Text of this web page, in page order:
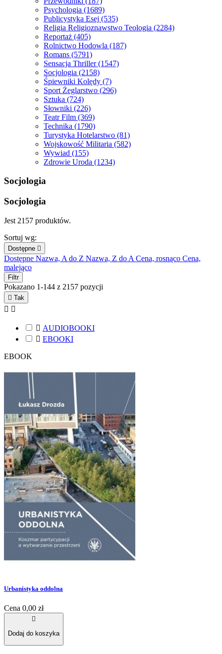
Psychologia (1689)
Publicystyka Esej (535)
Religia Religioznawstwo Teologia (2284)
Reportaż (405)
Rolnictwo Hodowla (187)
Romans (5791)
Sensacja Thriller(1547)
Socjologia (2158)
Śpiewniki Kolędy (7)
Sport Żeglarstwo (296)
Sztuka (724)
Słowniki (226)
Teatr Film (369)
Technika (1790)
Turystyka Hotelarstwo (81)
Wojskowość Militaria (582)
Wywiad (155)
Zdrowie Uroda (1234)
Socjologia
Socjologia
Jest 2157 produktów.
Sortuj wg:
Dostępne 
Dostępne Nazwa, A do Z Nazwa, Z do A Cena, rosnąco Cena,
malejąco
Filtr
Pokazano 1-144 z 2157 pozycji
 Tak
 
 AUDIOBOOKI
 EBOOKI
EBOOK
Urbanistyka oddolna
Cena 0,00 zł

Dodaj do koszyka